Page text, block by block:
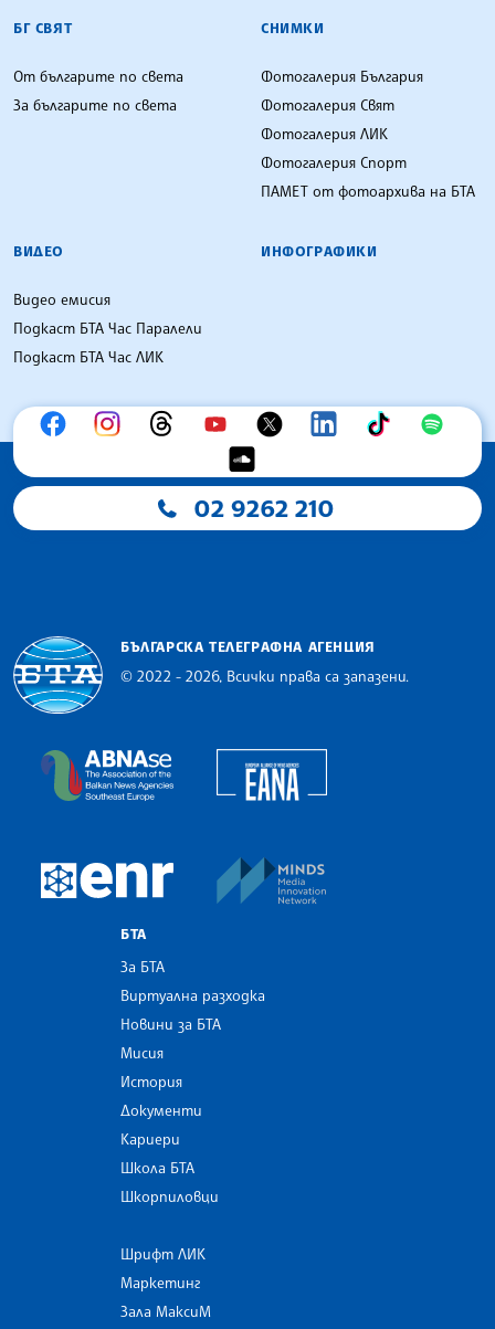
БГ СВЯТ
От българите по света
За българите по света
СНИМКИ
Фотогалерия България
Фотогалерия Свят
Фотогалерия ЛИК
Фотогалерия Спорт
ПАМЕТ от фотоархива на БТА
ВИДЕО
Видео емисия
Подкаст БТА Час Паралели
Подкаст БТА Час ЛИК
ИНФОГРАФИКИ
02 9262 210
БЪЛГАРСКА ТЕЛЕГРАФНА АГЕНЦИЯ
© 2022 - 2026, Всички права са запазени.
The Assocoation of the Balkan News Agencies
European Newsroom
БТА
За БТА
Виртуална разходка
Новини за БТА
Мисия
История
Документи
Кариери
Школа БТА
Шкорпиловци
Шрифт ЛИК
Маркетинг
Зала МаксиМ